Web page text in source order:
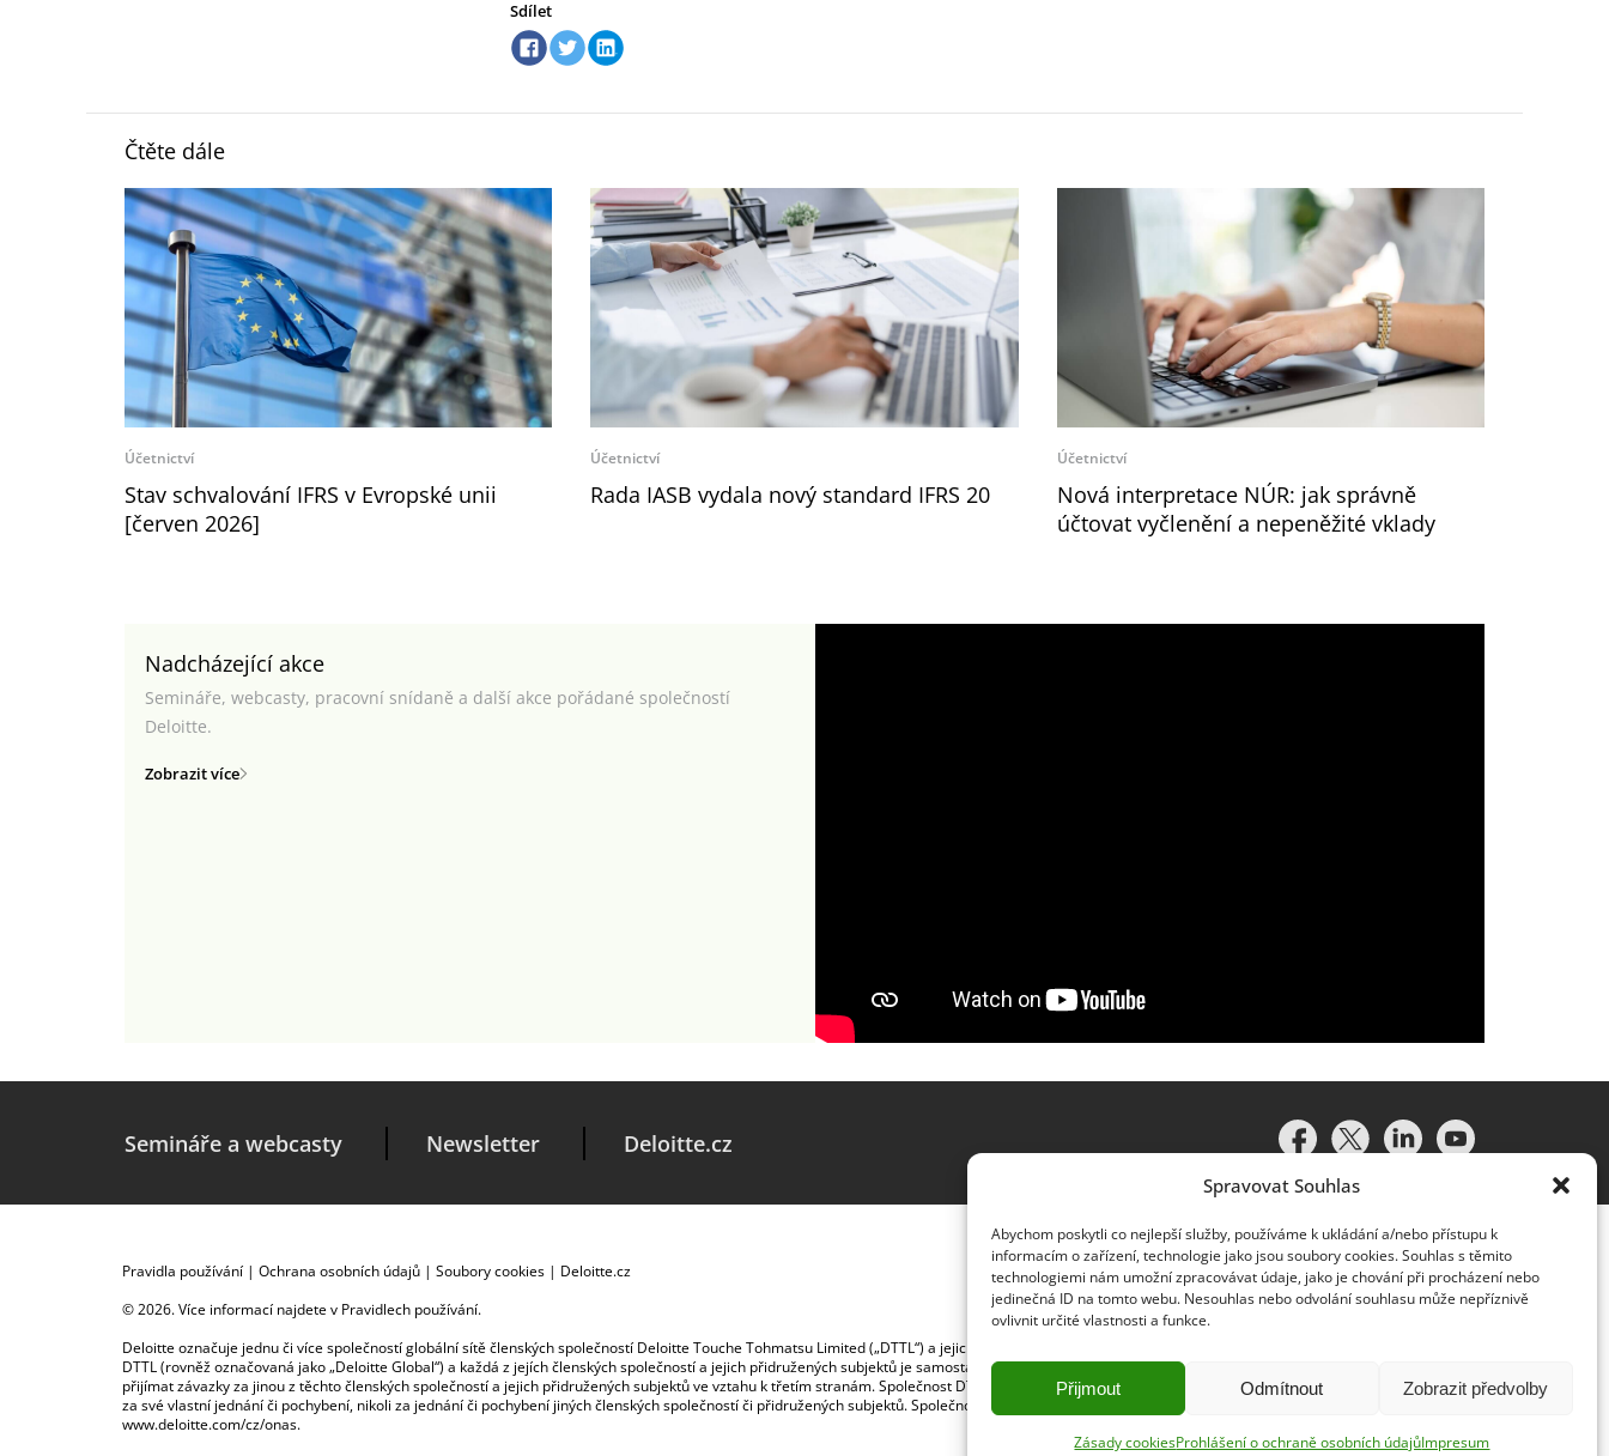
Spravovat Souhlas
Abychom poskytli co nejlepší služby, používáme k ukládání a/nebo přístupu k
informacím o zařízení, technologie jako jsou soubory cookies. Souhlas s těmito
technologiemi nám umožní zpracovávat údaje, jako je chování při procházení nebo
jedinečná ID na tomto webu. Nesouhlas nebo odvolání souhlasu může nepříznivě
ovlivnit určité vlastnosti a funkce.
Přijmout Odmítnout Zobrazit předvolby
Zásady cookiesProhlášení o ochraně osobních údajůImpresum
Sdílet
Čtěte dále
Účetnictví
Stav schvalování IFRS v Evropské unii
[červen 2026]
Účetnictví
Rada IASB vydala nový standard IFRS 20
Účetnictví
Nová interpretace NÚR: jak správně
účtovat vyčlenění a nepeněžité vklady
Nadcházející akce
Semináře, webcasty, pracovní snídaně a další akce pořádané společností
Deloitte.
Zobrazit více
Semináře a webcasty Newsletter Deloitte.cz
Pravidla používání | Ochrana osobních údajů | Soubory cookies | Deloitte.cz
© 2026. Více informací najdete v Pravidlech používání.
Deloitte označuje jednu či více společností globální sítě členských společností Deloitte Touche Tohmatsu Limited („DTTL“) a jejich dceřiné a přidružené subjekty (souhrnně „organizace Deloitte“). Společnost
DTTL (rovněž označovaná jako „Deloitte Global“) a každá z jejích členských společností a jejich přidružených subjektů je samostatným a nezávislým právním subjektem, který není oprávněn zavazovat nebo
přijímat závazky za jinou z těchto členských společností a jejich přidružených subjektů ve vztahu k třetím stranám. Společnost DTTL a každá členská společnost a přidružený subjekt nese odpovědnost pouze
za své vlastní jednání či pochybení, nikoli za jednání či pochybení jiných členských společností či přidružených subjektů. Společnost DTTL služby klientům neposkytuje. Více informací najdete na adrese
www.deloitte.com/cz/onas.